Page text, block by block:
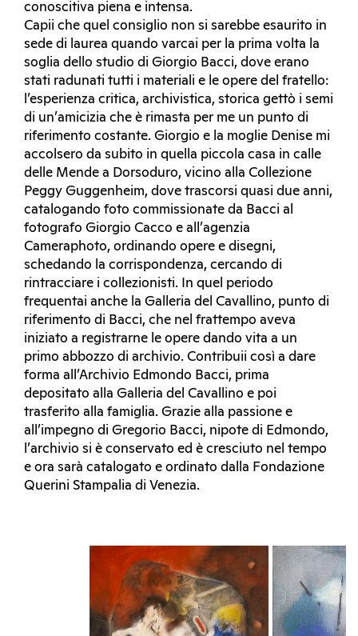
conoscitiva piena e intensa.
Capii che quel consiglio non si sarebbe esaurito in
sede di laurea quando varcai per la prima volta la
soglia dello studio di Giorgio Bacci, dove erano
stati radunati tutti i materiali e le opere del fratello:
l’esperienza critica, archivistica, storica gettò i semi
di un’amicizia che è rimasta per me un punto di
riferimento costante. Giorgio e la moglie Denise mi
accolsero da subito in quella piccola casa in calle
delle Mende a Dorsoduro, vicino alla Collezione
Peggy Guggenheim, dove trascorsi quasi due anni,
catalogando foto commissionate da Bacci al
fotografo Giorgio Cacco e all’agenzia
Cameraphoto, ordinando opere e disegni,
schedando la corrispondenza, cercando di
rintracciare i collezionisti. In quel periodo
frequentai anche la Galleria del Cavallino, punto di
riferimento di Bacci, che nel frattempo aveva
iniziato a registrarne le opere dando vita a un
primo abbozzo di archivio. Contribuii così a dare
forma all’Archivio Edmondo Bacci, prima
depositato alla Galleria del Cavallino e poi
trasferito alla famiglia. Grazie alla passione e
all’impegno di Gregorio Bacci, nipote di Edmondo,
l’archivio si è conservato ed è cresciuto nel tempo
e ora sarà catalogato e ordinato dalla Fondazione
Querini Stampalia di Venezia.